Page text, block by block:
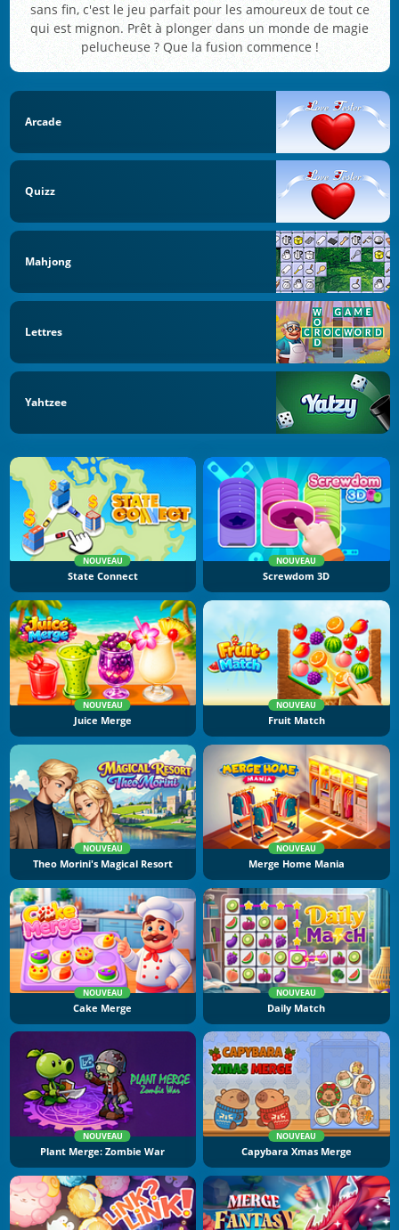
sans fin, c'est le jeu parfait pour les amoureux de tout ce
qui est mignon. Prêt à plonger dans un monde de magie
pelucheuse ? Que la fusion commence !
Arcade
Quizz
Mahjong
Lettres
Yahtzee
NOUVEAU
State Connect
NOUVEAU
Screwdom 3D
NOUVEAU
Juice Merge
NOUVEAU
Fruit Match
NOUVEAU
Theo Morini's Magical Resort
NOUVEAU
Merge Home Mania
NOUVEAU
Cake Merge
NOUVEAU
Daily Match
NOUVEAU
Plant Merge: Zombie War
NOUVEAU
Capybara Xmas Merge